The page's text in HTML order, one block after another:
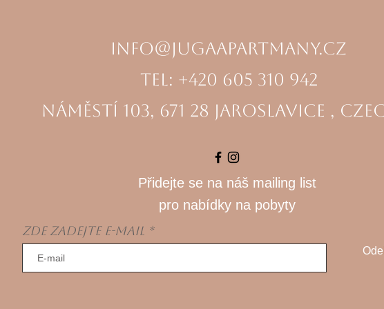
info@jugaapartmany.cz
Tel: +420 605 310 942
Náměstí 103, 671 28 Jaroslavice ,
Přidejte se na náš mailing list
pro nabídky na pobyty
Zde zadejte e-mail